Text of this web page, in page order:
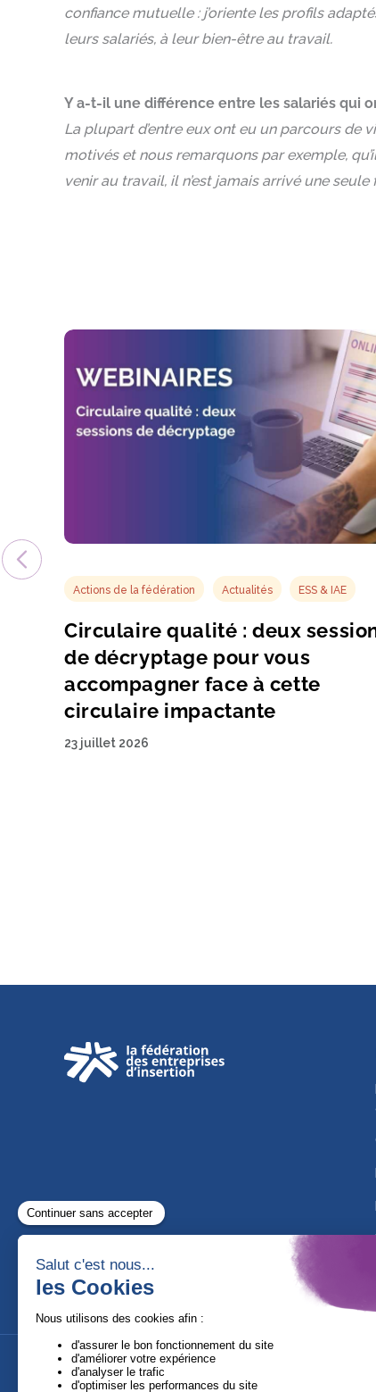
confiance mutuelle : j’oriente les profils
leurs salariés, à leur bien-être au travail.
Y a-t-il une différence entre les salariés qui
La plupart d’entre eux ont eu un parcours de
motivés et nous remarquons par exemple,
venir au travail, il n’est jamais arrivé une seule
Actions de la fédération Actualités ESS & IAE
Circulaire qualité : deux
de décryptage pour vous
accompagner face à cette
circulaire impactante
23 juillet 2026
Suivez-nous !